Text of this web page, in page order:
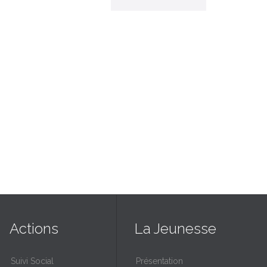
Actions
Suivi Social
La Jeunesse
Présentation